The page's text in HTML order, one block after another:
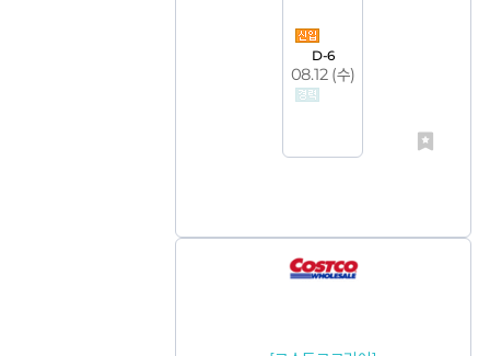
D-6
08.12 (수)